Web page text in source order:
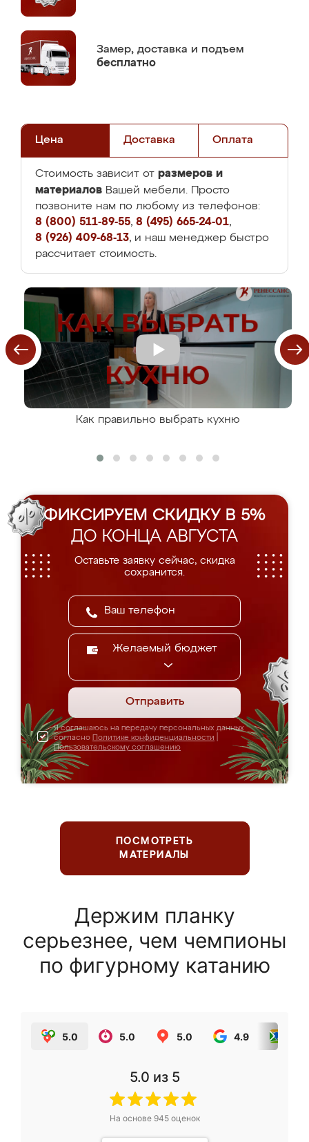
Замер, доставка и подъем
бесплатно
Цена Доставка Оплата
Стоимость зависит от размеров и
материалов Вашей мебели. Просто
позвоните нам по любому из телефонов:
8 (800) 511-89-55, 8 (495) 665-24-01,
8 (926) 409-68-13, и наш менеджер быстро
рассчитает стоимость.
Как правильно выбрать кухню
ФИКСИРУЕМ СКИДКУ В 5%
ДО КОНЦА АВГУСТА
Оставьте заявку сейчас, скидка
сохранится.
Желаемый бюджет
Отправить
Я соглашаюсь на передачу персональных данных
согласно Политике конфиденциальности
Пользовательскому соглашению
ПОСМОТРЕТЬ
МАТЕРИАЛЫ
Держим планку
серьезнее, чем чемпионы
по фигурному катанию
5.0 5.0 5.0 4.9
5.0 из 5
На основе 945оценок